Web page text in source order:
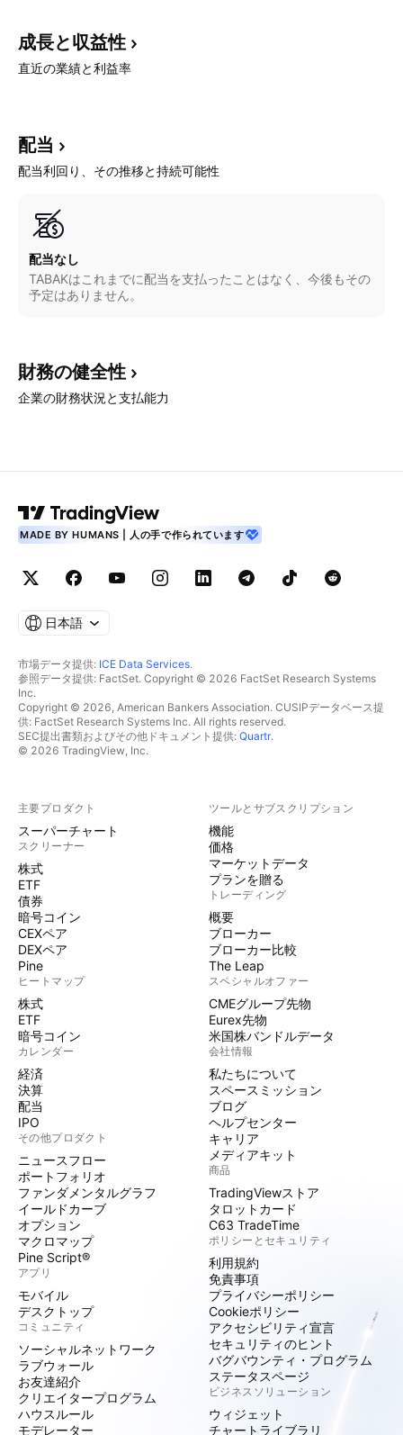
成長と収益性
直近の業績と利益率
配当
配当利回り、その推移と持続可能性
配当なし
TABAKはこれまでに配当を支払ったことはなく、今後もその
予定はありません。
財務の健全性
企業の財務状況と支払能力
MADE BY HUMANS | 人の手で作られています
日本語
市場データ提供: ICE Data Services.
参照データ提供: FactSet. Copyright © 2026 FactSet Research Systems
Inc.
Copyright © 2026, American Bankers Association. CUSIPデータベース提
供: FactSet Research Systems Inc. All rights reserved.
SEC提出書類およびその他ドキュメント提供: Quartr.
© 2026 TradingView, Inc.
主要プロダクト
スーパーチャート
スクリーナー
株式
ETF
債券
暗号コイン
CEXペア
DEXペア
Pine
ヒートマップ
株式
ETF
暗号コイン
カレンダー
経済
決算
配当
IPO
その他プロダクト
ニュースフロー
ポートフォリオ
ファンダメンタルグラフ
イールドカーブ
オプション
マクロマップ
Pine Script®
アプリ
モバイル
デスクトップ
コミュニティ
ソーシャルネットワーク
ラブウォール
お友達紹介
クリエイタープログラム
ハウスルール
モデレーター
ツールとサブスクリプション
機能
価格
マーケットデータ
プランを贈る
トレーディング
概要
ブローカー
ブローカー比較
The Leap
スペシャルオファー
CMEグループ先物
Eurex先物
米国株バンドルデータ
会社情報
私たちについて
スペースミッション
ブログ
ヘルプセンター
キャリア
メディアキット
商品
TradingViewストア
タロットカード
C63 TradeTime
ポリシーとセキュリティ
利用規約
免責事項
プライバシーポリシー
Cookieポリシー
アクセシビリティ宣言
セキュリティのヒント
バグバウンティ・プログラム
ステータスページ
ビジネスソリューション
ウィジェット
チャートライブラリ